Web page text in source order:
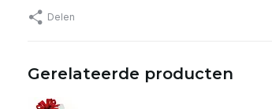
Delen
Gerelateerde producten